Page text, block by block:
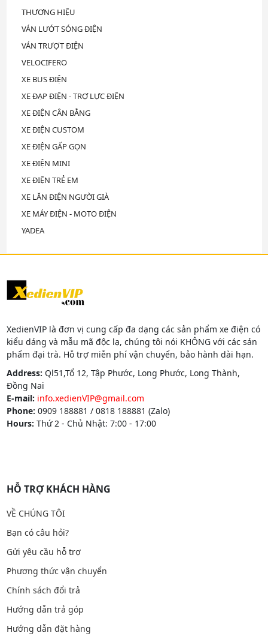
THƯƠNG HIỆU
VÁN LƯỚT SÓNG ĐIỆN
VÁN TRƯỢT ĐIỆN
VELOCIFERO
XE BUS ĐIỆN
XE ĐẠP ĐIỆN - TRỢ LỰC ĐIỆN
XE ĐIỆN CÂN BẰNG
XE ĐIỆN CUSTOM
XE ĐIỆN GẤP GỌN
XE ĐIỆN MINI
XE ĐIỆN TRẺ EM
XE LĂN ĐIỆN NGƯỜI GIÀ
XE MÁY ĐIỆN - MOTO ĐIỆN
YADEA
XedienVIP là đơn vị cung cấp đa dạng các sản phẩm xe điện có
kiểu dáng và mẫu mã độc lạ, chúng tôi nói KHÔNG với các sản
phẩm đại trà. Hỗ trợ miễn phí vận chuyển, bảo hành dài hạn.
Address: Ql51,Tổ 12, Tập Phước, Long Phước, Long Thành,
Đồng Nai
E-mail: info.xedienVIP@gmail.com
Phone: 0909 188881 / 0818 188881 (Zalo)
Hours: Thứ 2 - Chủ Nhật: 7:00 - 17:00
HỖ TRỢ KHÁCH HÀNG
VỀ CHÚNG TÔI
Bạn có câu hỏi?
Gửi yêu cầu hỗ trợ
Phương thức vận chuyển
Chính sách đổi trả
Hướng dẫn trả góp
Hướng dẫn đặt hàng